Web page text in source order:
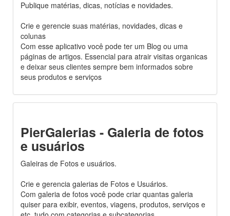
Publique matérias, dicas, notícias e novidades.
Crie e gerencie suas matérias, novidades, dicas e
colunas
Com esse aplicativo você pode ter um Blog ou uma
páginas de artigos. Essencial para atrair visitas organicas
e deixar seus clientes sempre bem informados sobre
seus produtos e serviços
PierGalerias - Galeria de fotos
e usuários
Galeiras de Fotos e usuários.
Crie e gerencia galerias de Fotos e Usuários.
Com galeria de fotos você pode criar quantas galeria
quiser para exibir, eventos, viagens, produtos, serviços e